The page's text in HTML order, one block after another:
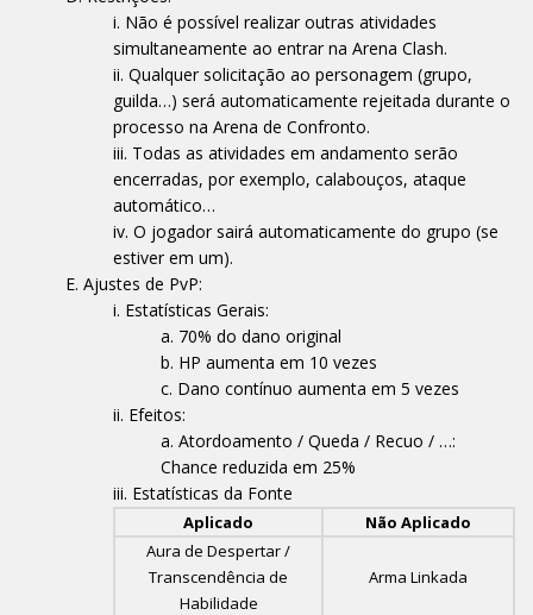
Não é possível realizar outras atividades
simultaneamente ao entrar na Arena Clash.
Qualquer solicitação ao personagem (grupo,
guilda…) será automaticamente rejeitada durante o
processo na Arena de Confronto.
Todas as atividades em andamento serão
encerradas, por exemplo, calabouços, ataque
automático…
O jogador sairá automaticamente do grupo (se
estiver em um).
Ajustes de PvP:
Estatísticas Gerais:
70% do dano original
HP aumenta em 10 vezes
Dano contínuo aumenta em 5 vezes
Efeitos:
Atordoamento / Queda / Recuo / …:
Chance reduzida em 25%
Estatísticas da Fonte
Aplicado
Não Aplicado
Aura de Despertar /
Transcendência de
Habilidade
Arma Linkada